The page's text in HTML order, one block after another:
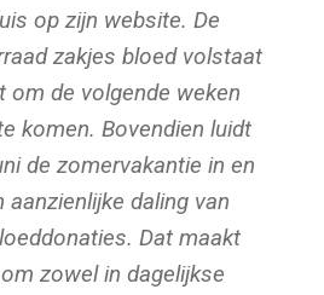
op zijn website. De
zakjes bloed volstaat
om de volgende weken
komen. Bovendien luidt
de zomervakantie in en
aanzienlijke daling van
Dat maakt
zowel in dagelijkse